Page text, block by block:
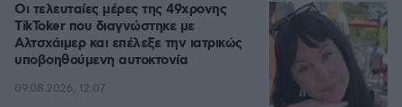
Οι τελευταίες μέρες της 49χρονης
TikToker που διαγνώστηκε με
Αλτσχάιμερ και επέλεξε την ιατρικώς
υποβοηθούμενη αυτοκτονία
09.08.2026, 12:07